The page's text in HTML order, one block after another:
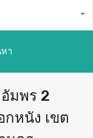
า
มพร 2
กหนัง เขต